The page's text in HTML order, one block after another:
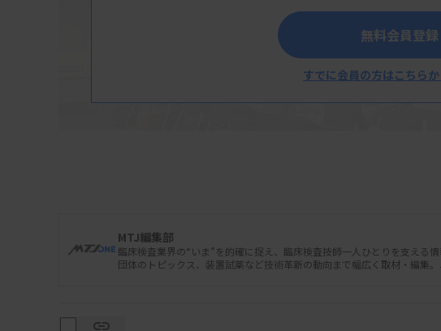
有権があるとのルールをまとめ、10月24日の感染症部会
無料会員登録
すでに会員の方はこちら
MTJ編集部
臨床検査業界の“いま”を的確に捉え、臨床検査技師一人ひとりを支える
団体のトピックス、装置試薬など技術革新の動向まで幅広く取材・編集